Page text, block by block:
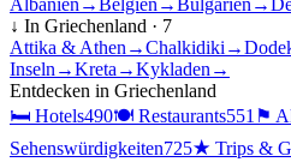
Albanien →Belgien →Bulgarien →
↓ In Griechenland · 7
Attika & Athen →Chalkidiki →
Inseln →Kreta →Kykladen →
Entdecken in Griechenland
🛏 Hotels490🍽 Restaurants551 ⚑
Sehenswürdigkeiten725★ Trips &